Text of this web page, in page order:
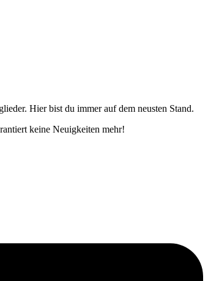
Hier bist du immer auf dem neusten Stand.
keine Neuigkeiten mehr!